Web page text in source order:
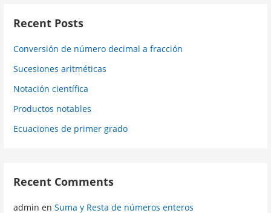
Recent Posts
Conversión de número decimal a fracción
Sucesiones aritméticas
Notación científica
Productos notables
Ecuaciones de primer grado
Recent Comments
admin enSuma y Resta de números enteros